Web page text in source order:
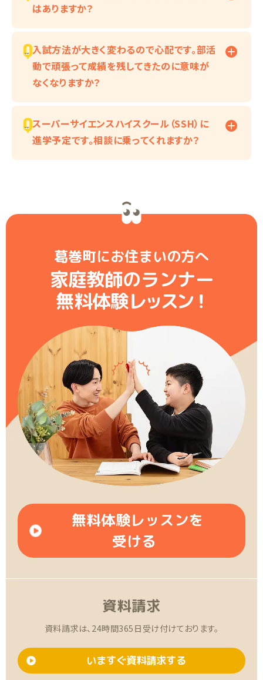
はありますか？
入試方法が大きく変わるので心配です。部活
動で頑張って成績を残してきたのに意味が
なくなりますか？
スーパーサイエンスハイスクール（SSH）に
進学予定です。相談に乗ってくれますか？
葛巻町にお住まいの方へ
家庭教師のランナー
無料体験レッスン！
無料体験レッスンを
受ける
資料請求
資料請求は、24時間365日受け付けております。
いますぐ資料請求する